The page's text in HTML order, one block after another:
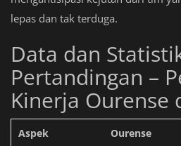
lepas dan tak terduga.
Data dan
Pertandingan –
Kinerja Ourense
Aspek Ourense